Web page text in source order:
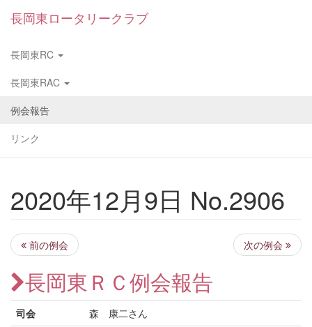
長岡東ロータリークラブ
長岡東RC
長岡東RAC
例会報告
リンク
2020年12月9日 No.2906
前の例会 次の例会
長岡東ＲＣ例会報告
司会
森 康二さん